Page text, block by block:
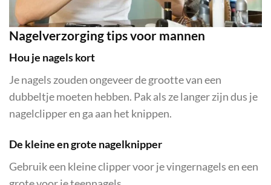
Nagelverzorging tips voor mannen
Hou je nagels kort
Je nagels zouden ongeveer de grootte van een
dubbeltje moeten hebben. Pak als ze langer zijn dus je
nagelclipper en ga aan het knippen.
De kleine en grote nagelknipper
Gebruik een kleine clipper voor je vingernagels en een